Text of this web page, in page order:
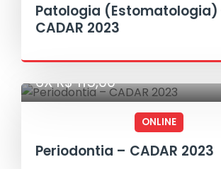
Patologia (Estomatologia)
CADAR 2023
6X R$ 115,00
ONLINE
Periodontia – CADAR 2023